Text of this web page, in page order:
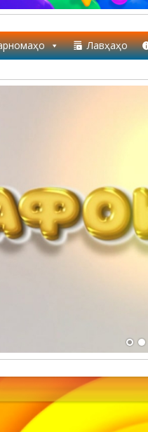
Лавҳаҳо